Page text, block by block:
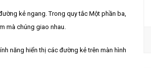
kẻ ngang. Trong quy tắc Một phần ba,
mà chúng giao nhau.
năng hiển thị các đường kẻ trên màn hình